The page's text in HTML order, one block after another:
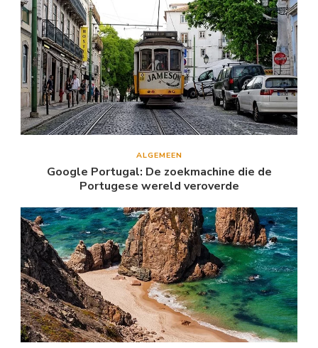
ALGEMEEN
Google Portugal: De zoekmachine die de
Portugese wereld veroverde